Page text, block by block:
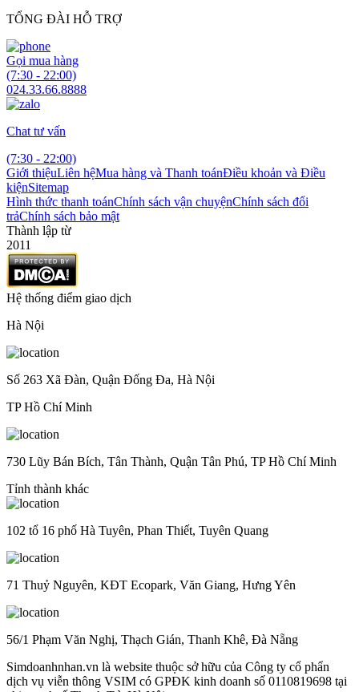
TỔNG ĐÀI HỖ TRỢ
Gọi mua hàng
(7:30 - 22:00)
024.33.66.8888
Chat tư vấn
(7:30 - 22:00)
Giới thiệuLiên hệMua hàng và Thanh toánĐiều khoản và Điều
kiệnSitemap
Hình thức thanh toánChính sách vận chuyệnChính sách đổi
trảChính sách bảo mật
Thành lập từ
2011
Hệ thống điểm giao dịch
Hà Nội
Số 263 Xã Đàn, Quận Đống Đa, Hà Nội
TP Hồ Chí Minh
730 Lũy Bán Bích, Tân Thành, Quận Tân Phú, TP Hồ Chí Minh
Tỉnh thành khác
102 tổ 16 phố Hà Tuyên, Phan Thiết, Tuyên Quang
71 Thuỷ Nguyên, KĐT Ecopark, Văn Giang, Hưng Yên
56/1 Phạm Văn Nghị, Thạch Gián, Thanh Khê, Đà Nẵng
Simdoanhnhan.vn là website thuộc sở hữu của Công ty cổ phẩn
dịch vụ viễn thông VSIM có GPĐK kinh doanh số 0110819698 tại